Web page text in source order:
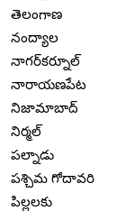
తెలంగాణ
నంద్యాల
నాగర్‌కర్నూల్
నారాయణపేట
నిజామాబాద్
నిర్మల్
పల్నాడు
పశ్చిమ గోదావరి
పిల్లలకు